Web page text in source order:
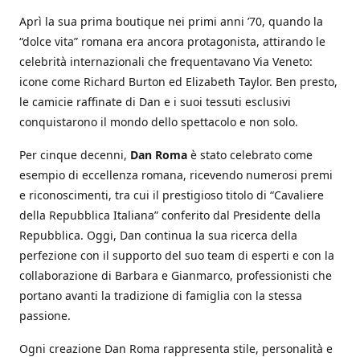
Aprì la sua prima boutique nei primi anni ’70, quando la
“dolce vita” romana era ancora protagonista, attirando le
celebrità internazionali che frequentavano Via Veneto:
icone come Richard Burton ed Elizabeth Taylor. Ben presto,
le camicie raffinate di Dan e i suoi tessuti esclusivi
conquistarono il mondo dello spettacolo e non solo.
Per cinque decenni, Dan Roma è stato celebrato come
esempio di eccellenza romana, ricevendo numerosi premi
e riconoscimenti, tra cui il prestigioso titolo di “Cavaliere
della Repubblica Italiana” conferito dal Presidente della
Repubblica. Oggi, Dan continua la sua ricerca della
perfezione con il supporto del suo team di esperti e con la
collaborazione di Barbara e Gianmarco, professionisti che
portano avanti la tradizione di famiglia con la stessa
passione.
Ogni creazione Dan Roma rappresenta stile, personalità e